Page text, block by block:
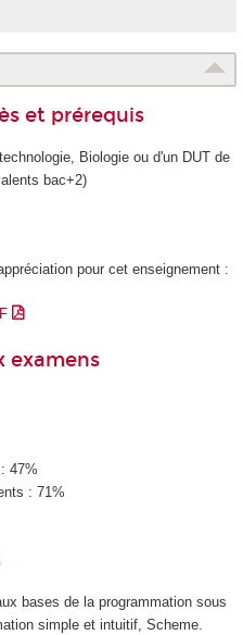
et prérequis
Biologie ou d'un DUT de
bac+2)
pour cet enseignement :
examens
47%
: 71%
bases de la programmation sous
simple et intuitif, Scheme.